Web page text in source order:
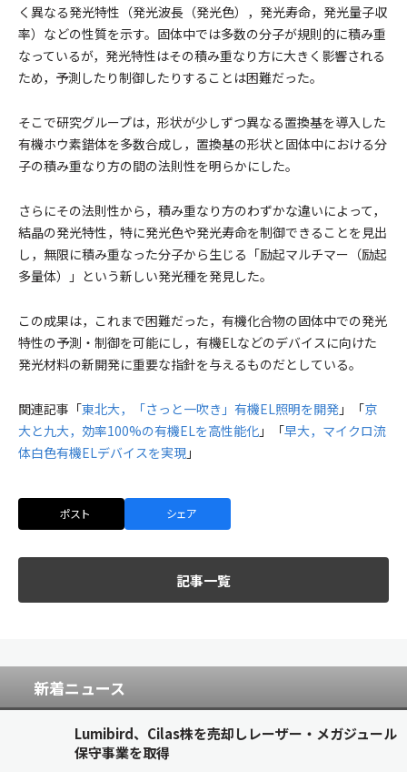
く異なる発光特性（発光波長（発光色），発光寿命，発光量子収
率）などの性質を示す。固体中では多数の分子が規則的に積み重
なっているが，発光特性はその積み重なり方に大きく影響される
ため，予測したり制御したりすることは困難だった。
そこで研究グループは，形状が少しずつ異なる置換基を導入した
有機ホウ素錯体を多数合成し，置換基の形状と固体中における分
子の積み重なり方の間の法則性を明らかにした。
さらにその法則性から，積み重なり方のわずかな違いによって，
結晶の発光特性，特に発光色や発光寿命を制御できることを見出
し，無限に積み重なった分子から生じる「励起マルチマー（励起
多量体）」という新しい発光種を発見した。
この成果は，これまで困難だった，有機化合物の固体中での発光
特性の予測・制御を可能にし，有機ELなどのデバイスに向けた
発光材料の新開発に重要な指針を与えるものだとしている。
関連記事「東北大，「さっと一吹き」有機EL照明を開発 」「京
大と九大，効率100%の有機ELを高性能化 」「早大，マイクロ流
体白色有機ELデバイスを実現 」
ポスト シェア
記事一覧
新着ニュース
Lumibird、Cilas株を売却しレーザー・メガジュール
保守事業を取得